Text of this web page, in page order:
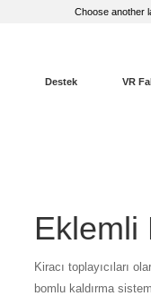
Choose another
Destek VR
Eklemli
Kiracı toplayıcıları
bomlu kaldırma